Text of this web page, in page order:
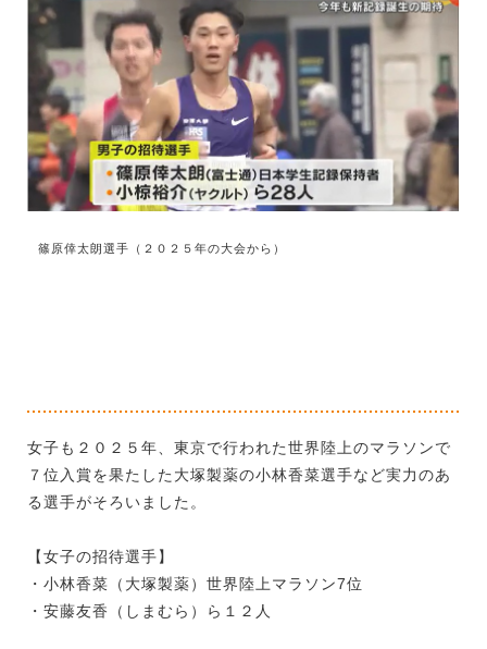
篠原倖太朗選手（２０２５年の大会から）
女子も２０２５年、東京で行われた世界陸上のマラソンで
７位入賞を果たした大塚製薬の小林香菜選手など実力のあ
る選手がそろいました。
【女子の招待選手】
・小林香菜（大塚製薬）世界陸上マラソン7位
・安藤友香（しまむら）ら１２人